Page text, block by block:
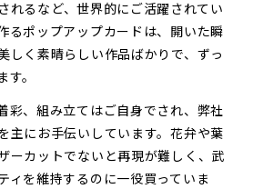
されるなど、世界的にご活躍されてい
るポップアップカードは、開いた瞬
しく素晴らしい作品ばかりで、ずっ
。
彩、組み立てはご自身でされ、弊社
主にお手伝いしています。花弁や葉
ーカットでないと再現が難しく、武
ィを維持するのに一役買っていま